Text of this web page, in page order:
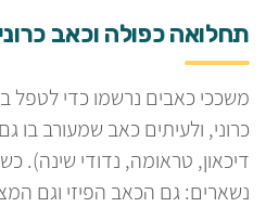
תחלואה כפולה וכאב
משככי כאבים נרשמו כדי לטפל
כרוני, ולעיתים כאב שמעורב בו
דיכאון, טראומה, נדודי שינה).
נשארים: גם הכאב הפיזי וגם